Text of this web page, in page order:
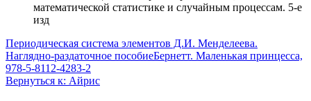
математической статистике и случайным процессам. 5-е
изд
Периодическая система элементов Д.И. Менделеева.
Наглядно-раздаточное пособиеБернетт. Маленькая принцесса,
978-5-8112-4283-2
Вернуться к: Айрис